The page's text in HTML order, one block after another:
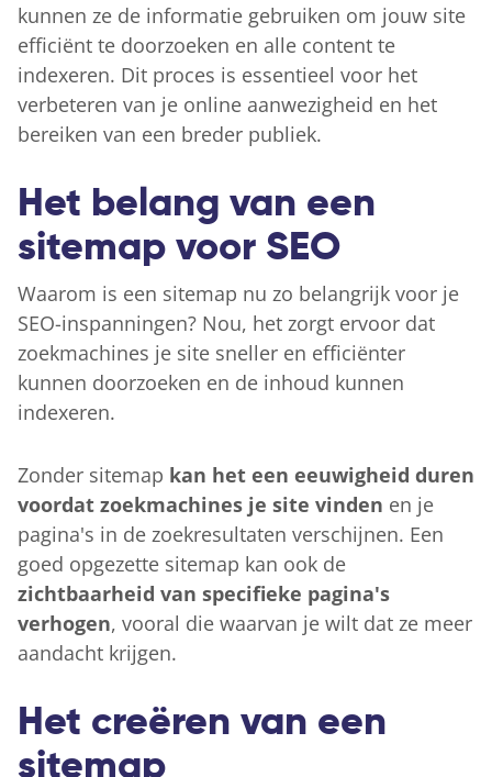
kunnen ze de informatie gebruiken om jouw site
efficiënt te doorzoeken en alle content te
indexeren. Dit proces is essentieel voor het
verbeteren van je online aanwezigheid en het
bereiken van een breder publiek.
Het belang van een
sitemap voor SEO
Waarom is een sitemap nu zo belangrijk voor je
SEO-inspanningen? Nou, het zorgt ervoor dat
zoekmachines je site sneller en efficiënter
kunnen doorzoeken en de inhoud kunnen
indexeren.
Zonder sitemap kan het een eeuwigheid duren
voordat zoekmachines je site vinden en je
pagina's in de zoekresultaten verschijnen. Een
goed opgezette sitemap kan ook de
zichtbaarheid van specifieke pagina's
verhogen, vooral die waarvan je wilt dat ze meer
aandacht krijgen.
Het creëren van een
sitemap